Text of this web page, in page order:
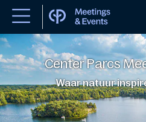
Center Parcs
Waar natuur